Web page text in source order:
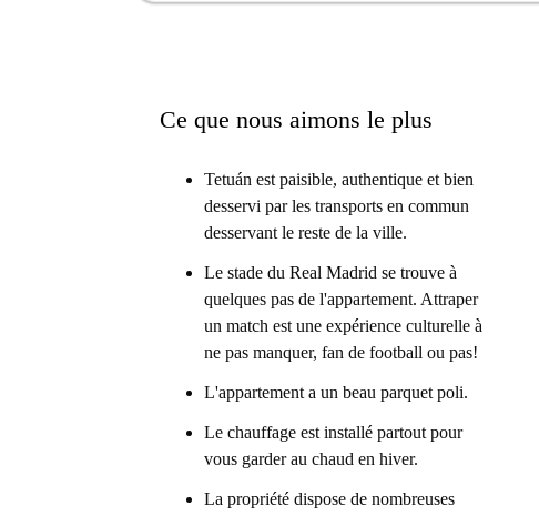
Ce que nous aimons le plus
Tetuán est paisible, authentique et bien
desservi par les transports en commun
desservant le reste de la ville.
Le stade du Real Madrid se trouve à
quelques pas de l'appartement. Attraper
un match est une expérience culturelle à
ne pas manquer, fan de football ou pas!
L'appartement a un beau parquet poli.
Le chauffage est installé partout pour
vous garder au chaud en hiver.
La propriété dispose de nombreuses